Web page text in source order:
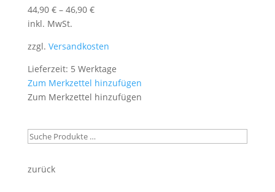
44,90 €– 46,90 €
inkl. MwSt.
zzgl. Versandkosten
Lieferzeit: 5 Werktage
Zum Merkzettel hinzufügen
Zum Merkzettel hinzufügen
zurück